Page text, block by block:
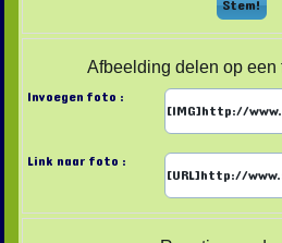
Afbeelding delen op een
Invoegen foto :
Link naar foto :